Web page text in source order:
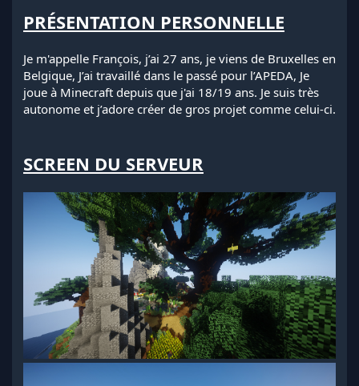
PRÉSENTATION PERSONNELLE
Je m'appelle François, j’ai 27 ans, je viens de Bruxelles en
Belgique, J’ai travaillé dans le passé pour l’APEDA, Je
joue à Minecraft depuis que j'ai 18/19 ans. Je suis très
autonome et j’adore créer de gros projet comme celui-ci.
SCREEN DU SERVEUR